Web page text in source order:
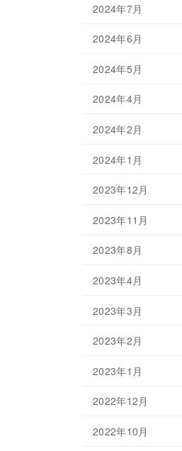
2024年7月
2024年6月
2024年5月
2024年4月
2024年2月
2024年1月
2023年12月
2023年11月
2023年8月
2023年4月
2023年3月
2023年2月
2023年1月
2022年12月
2022年10月